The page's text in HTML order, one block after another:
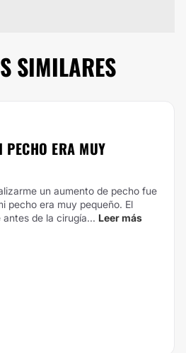
SIMILARES
PECHO ERA MUY
un aumento de pecho fue
pecho era muy pequeño. El
de la cirugía... Leer más